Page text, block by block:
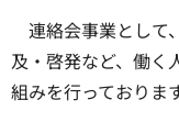
連絡会事業として
及・啓発など、働く
組みを行っております